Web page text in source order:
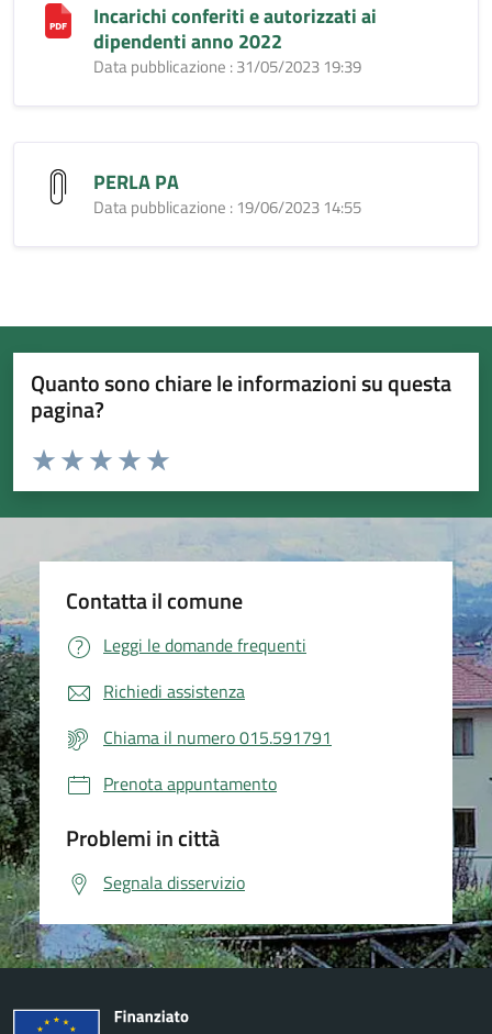
Incarichi conferiti e autorizzati ai
dipendenti anno 2022
Data pubblicazione : 31/05/2023 19:39
PERLA PA
Data pubblicazione : 19/06/2023 14:55
Quanto sono chiare le informazioni su questa
pagina?
Valuta da 1 a 5 stelle la pagina
Valuta 5 stelle su 5
Valuta 4 stelle su 5
Valuta 3 stelle su 5
Valuta 2 stelle su 5
Valuta 1 stelle su 5
Contatta il comune
Leggi le domande frequenti
Richiedi assistenza
Chiama il numero 015.591791
Prenota appuntamento
Problemi in città
Segnala disservizio